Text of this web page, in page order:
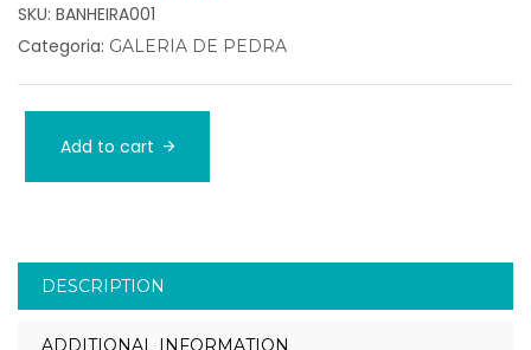
SKU: BANHEIRA001
Categoria: GALERIA DE PEDRA
Add to cart
DESCRIPTION
ADDITIONAL INFORMATION